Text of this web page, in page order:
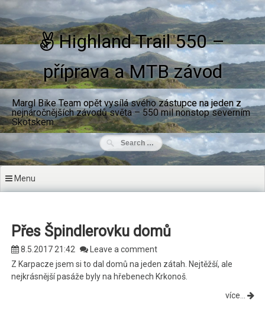
Skip to content
Highland Trail 550 –
příprava a MTB závod
Margl Bike Team opět vysílá svého zástupce na jeden z
nejnáročnějších závodů světa – 550 mil nonstop severním
Skotskem.
Menu
Přes Špindlerovku domů
8.5.2017 21:42
Leave a comment
Z Karpacze jsem si to dal domů na jeden zátah. Nejtěžší, ale
nejkrásnější pasáže byly na hřebenech Krkonoš.
více...